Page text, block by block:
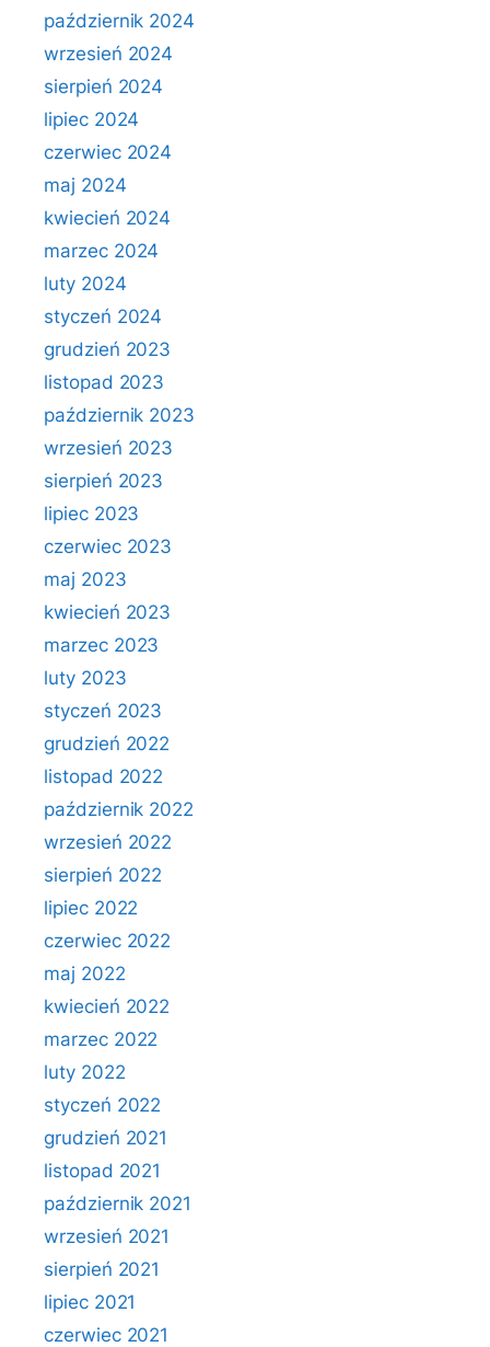
październik 2024
wrzesień 2024
sierpień 2024
lipiec 2024
czerwiec 2024
maj 2024
kwiecień 2024
marzec 2024
luty 2024
styczeń 2024
grudzień 2023
listopad 2023
październik 2023
wrzesień 2023
sierpień 2023
lipiec 2023
czerwiec 2023
maj 2023
kwiecień 2023
marzec 2023
luty 2023
styczeń 2023
grudzień 2022
listopad 2022
październik 2022
wrzesień 2022
sierpień 2022
lipiec 2022
czerwiec 2022
maj 2022
kwiecień 2022
marzec 2022
luty 2022
styczeń 2022
grudzień 2021
listopad 2021
październik 2021
wrzesień 2021
sierpień 2021
lipiec 2021
czerwiec 2021